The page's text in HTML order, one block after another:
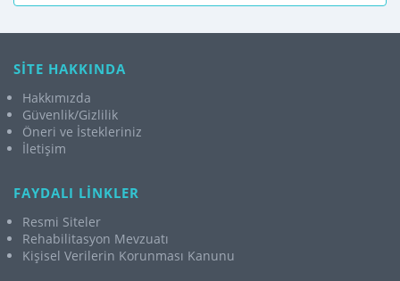
SİTE HAKKINDA
Hakkımızda
Güvenlik/Gizlilik
Öneri ve İstekleriniz
İletişim
FAYDALI LİNKLER
Resmi Siteler
Rehabilitasyon Mevzuatı
Kişisel Verilerin Korunması Kanunu